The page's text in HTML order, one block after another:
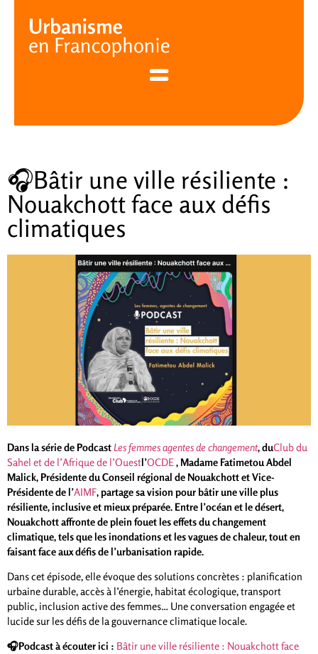
🎧​Bâtir une ville résiliente :
Nouakchott face aux défis
climatiques
Dans la série de PodcastLes femmes agentes de changement, duClub du
Sahel et de l’Afrique de l’Ouestl’OCDE, Madame Fatimetou Abdel
Malick, Présidente du Conseil régional de Nouakchott et Vice-
Présidente de l’AIMF, partage sa vision pour bâtir une ville plus
résiliente, inclusive et mieux préparée. Entre l’océan et le désert,
Nouakchott affronte de plein fouet les effets du changement
climatique, tels que les inondations et les vagues de chaleur, tout en
faisant face aux défis de l’urbanisation rapide.
Dans cet épisode, elle évoque des solutions concrètes : planification
urbaine durable, accès à l’énergie, habitat écologique, transport
public, inclusion active des femmes… Une conversation engagée et
lucide sur les défis de la gouvernance climatique locale.
🎧​Podcast à écouter ici : Bâtir une ville résiliente : Nouakchott face